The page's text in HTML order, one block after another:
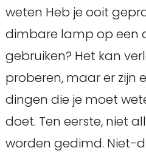
weten Heb je ooit
dimbare lamp op een
gebruiken? Het kan
proberen, maar er zijn
dingen die je moet
doet. Ten eerste, niet
worden gedimd. Niet-